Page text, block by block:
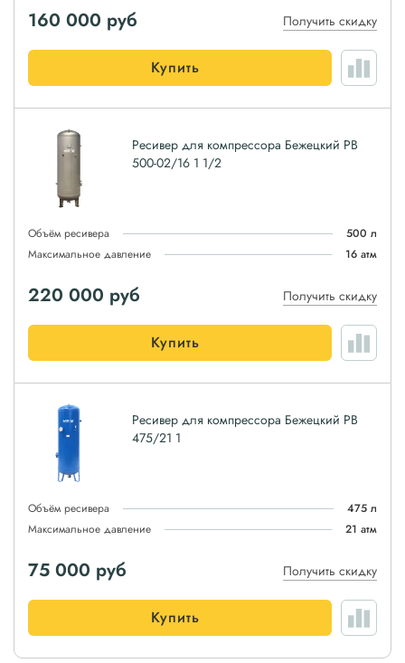
160 000 руб Получить скидку
Купить
Ресивер для компрессора Бежецкий РВ
500-02/16 1 1/2
Объём ресивера
500 л
Максимальное давление
16 атм
220 000 руб Получить скидку
Купить
Ресивер для компрессора Бежецкий РВ
475/21 1
Объём ресивера
475 л
Максимальное давление
21 атм
75 000 руб Получить скидку
Купить